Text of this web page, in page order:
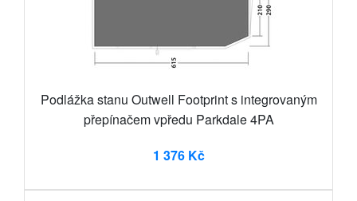
Podlážka stanu Outwell Footprint s integrovaným
přepínačem vpředu Parkdale 4PA
1 376 Kč